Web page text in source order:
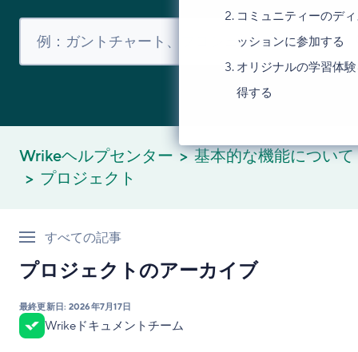
コミュニティーのデ
ッションに参加する
オリジナルの学習体
得する
Wrikeヘルプセンター
基本的な機能について
プロジェクト
すべての記事
プロジェクトのアーカイブ
最終更新日: 2026年7月17日
Wrikeドキュメントチーム